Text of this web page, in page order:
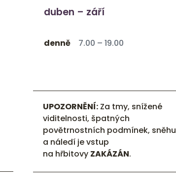
duben – září
denně 7.00 – 19.00
UPOZORNĚNÍ: Za tmy, snížené
viditelnosti, špatných
povětrnostních podmínek, sněhu
a náledí je vstup
na hřbitovy ZAKÁZÁN.